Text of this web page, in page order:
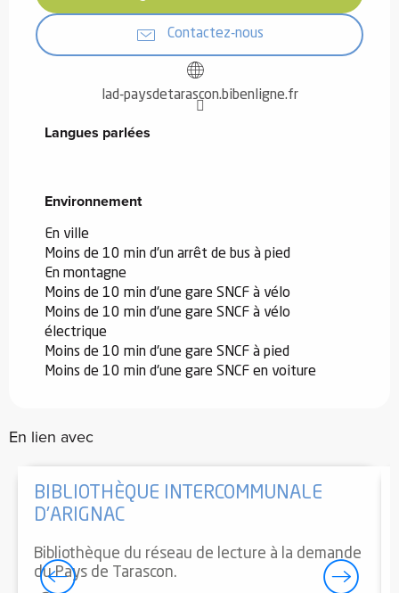
Contactez-nous
lad-paysdetarascon.bibenligne.fr
Langues parlées
Langues parlées
Environnement
Environnement
En ville
Moins de 10 min d’un arrêt de bus à pied
En montagne
Moins de 10 min d'une gare SNCF à vélo
Moins de 10 min d'une gare SNCF à vélo
électrique
Moins de 10 min d'une gare SNCF à pied
Moins de 10 min d'une gare SNCF en voiture
En lien avec
BIBLIOTHÈQUE INTERCOMMUNALE
D'ARIGNAC
Bibliothèque du réseau de lecture à la demande
du Pays de Tarascon.